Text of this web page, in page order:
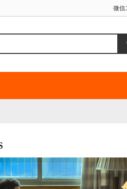
微信